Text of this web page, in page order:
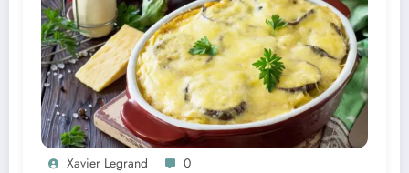
Xavier Legrand 0